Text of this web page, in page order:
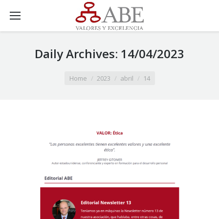
Daily Archives: 14/04/2023
Home 2023 abril 14